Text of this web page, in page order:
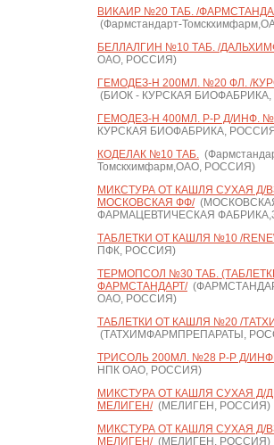
ВИКАИР №20 ТАБ. /
(Фармстандарт-
БЕЛЛАЛГИН №10 ТАБ. /
ОАО, РОССИЯ)
ГЕМОДЕЗ-Н 200МЛ. №20 ФЛ. /
(БИОК - КУРСКАЯ
ГЕМОДЕЗ-Н 400МЛ. Р-Р Д/ИНФ.
КУРСКАЯ БИОФАБРИКА,
КОДЕЛАК №10 ТАБ.
Томскхимфарм,ОАО, РОССИЯ)
МИКСТУРА ОТ КАШЛЯ СУХАЯ Д/
МОСКОВСКАЯ ФФ/
ФАРМАЦЕВТИЧЕСКАЯ
ТАБЛЕТКИ ОТ КАШЛЯ №10 /
ПФК, РОССИЯ)
ТЕРМОПСОЛ №30 ТАБ.
ФАРМСТАНДАРТ/
ОАО, РОССИЯ)
ТАБЛЕТКИ ОТ КАШЛЯ №20 /
(ТАТХИМФАРМПРЕПАРАТЫ,
ТРИСОЛЬ 200МЛ. №28 Р-Р Д/
НПК ОАО, РОССИЯ)
МИКСТУРА ОТ КАШЛЯ СУХАЯ Д/
МЕЛИГЕН/(МЕЛИГЕН, РОССИЯ)
МИКСТУРА ОТ КАШЛЯ СУХАЯ Д/
МЕЛИГЕН/(МЕЛИГЕН, РОССИЯ)